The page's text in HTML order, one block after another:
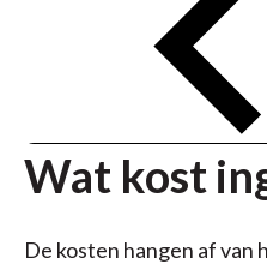
Wat kost
De kosten hangen af